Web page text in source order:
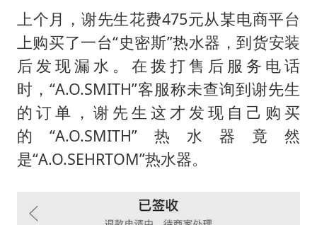
上个月，谢先生花费475元从某电商平台
上购买了一台“史密斯”热水器，到货安装
后发现漏水。在拨打售后服务电话
时，“A.O.SMITH”客服称未查询到谢先生
的订单，谢先生这才发现自己购买
的“A.O.SMITH”热水器竟然
是“A.O.SEHRTOM”热水器。